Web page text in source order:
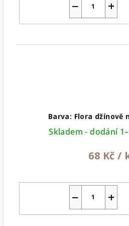
+
−
Barva: Flora džínově
Skladem - dodání
68 Kč /
+
−